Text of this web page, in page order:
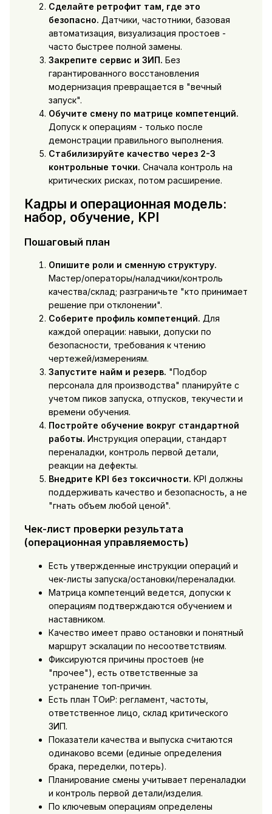
Сделайте ретрофит там, где это
безопасно. Датчики, частотники, базовая
автоматизация, визуализация простоев -
часто быстрее полной замены.
Закрепите сервис и ЗИП. Без
гарантированного восстановления
модернизация превращается в "вечный
запуск".
Обучите смену по матрице компетенций.
Допуск к операциям - только после
демонстрации правильного выполнения.
Стабилизируйте качество через 2-3
контрольные точки. Сначала контроль на
критических рисках, потом расширение.
Кадры и операционная модель:
набор, обучение, KPI
Пошаговый план
Опишите роли и сменную структуру.
Мастер/операторы/наладчики/контроль
качества/склад; разграничьте "кто принимает
решение при отклонении".
Соберите профиль компетенций. Для
каждой операции: навыки, допуски по
безопасности, требования к чтению
чертежей/измерениям.
Запустите найм и резерв. "Подбор
персонала для производства" планируйте с
учетом пиков запуска, отпусков, текучести и
времени обучения.
Постройте обучение вокруг стандартной
работы. Инструкция операции, стандарт
переналадки, контроль первой детали,
реакции на дефекты.
Внедрите KPI без токсичности. KPI должны
поддерживать качество и безопасность, а не
"гнать объем любой ценой".
Чек-лист проверки результата
(операционная управляемость)
Есть утвержденные инструкции операций и
чек-листы запуска/остановки/переналадки.
Матрица компетенций ведется, допуски к
операциям подтверждаются обучением и
наставником.
Качество имеет право остановки и понятный
маршрут эскалации по несоответствиям.
Фиксируются причины простоев (не
"прочее"), есть ответственные за
устранение топ-причин.
Есть план ТОиР: регламент, частоты,
ответственное лицо, склад критического
ЗИП.
Показатели качества и выпуска считаются
одинаково всеми (единые определения
брака, переделки, потерь).
Планирование смены учитывает переналадки
и контроль первой детали/изделия.
По ключевым операциям определены